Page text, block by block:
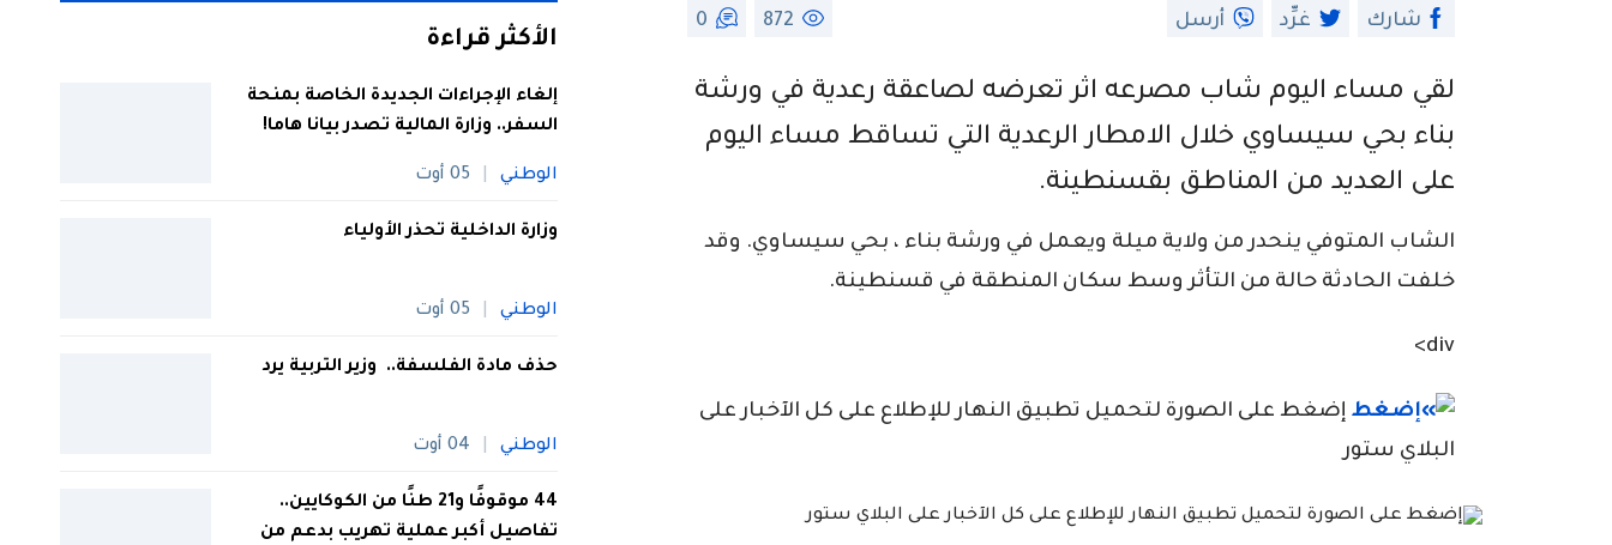
شارك غرِّد أرسل 872
0
لقي مساء اليوم شاب مصرعه اثر تعرضه لصاعقة رعدية في ورشة
بناء بحي سيساوي خلال الامطار الرعدية التي تساقط مساء اليوم
على العديد من المناطق بقسنطينة.
الشاب المتوفي ينحدر من ولاية ميلة ويعمل في ورشة بناء ، بحي سيساوي. وقد
خلفت الحادثة حالة من التأثر وسط سكان المنطقة في قسنطينة.
div>
إضغط على الصورة لتحميل تطبيق النهار للإطلاع على كل الآخبار على
البلاي ستور
الأكثر قراءة
إلغاء الإجراءات الجديدة الخاصة بمنحة
السفر.. وزارة المالية تصدر بيانا هاما!
الوطني 05 أوت
وزارة الداخلية تحذر الأولياء
الوطني 05 أوت
حذف مادة الفلسفة.. وزير التربية يرد
الوطني 04 أوت
44 موقوفًا و21 طنًا من الكوكايين..
تفاصيل أكبر عملية تهريب بدعم من